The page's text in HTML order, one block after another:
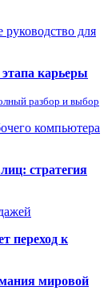
руководство для
карьеры
разбор и выбор
компьютера
стратегия
переход к
мировой